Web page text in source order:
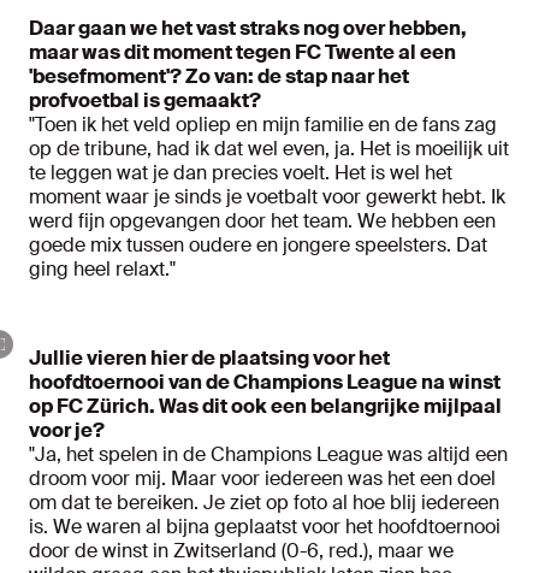
Daar gaan we het vast straks nog over hebben,
maar was dit moment tegen FC Twente al een
'besefmoment'? Zo van: de stap naar het
profvoetbal is gemaakt?
"Toen ik het veld opliep en mijn familie en de fans zag
op de tribune, had ik dat wel even, ja. Het is moeilijk uit
te leggen wat je dan precies voelt. Het is wel het
moment waar je sinds je voetbalt voor gewerkt hebt. Ik
werd fijn opgevangen door het team. We hebben een
goede mix tussen oudere en jongere speelsters. Dat
ging heel relaxt."
Jullie vieren hier de plaatsing voor het
hoofdtoernooi van de Champions League na winst
op FC Zürich. Was dit ook een belangrijke mijlpaal
voor je?
"Ja, het spelen in de Champions League was altijd een
droom voor mij. Maar voor iedereen was het een doel
om dat te bereiken. Je ziet op foto al hoe blij iedereen
is. We waren al bijna geplaatst voor het hoofdtoernooi
door de winst in Zwitserland (0-6, red.), maar we